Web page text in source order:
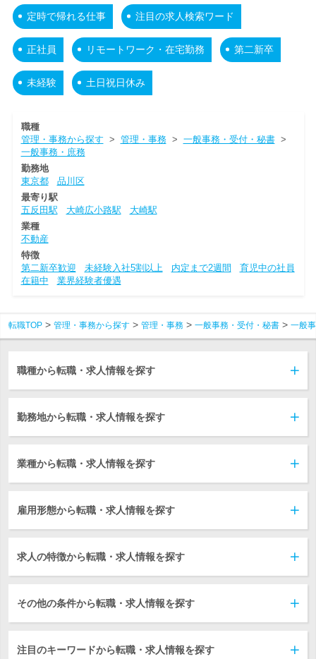
定時で帰れる仕事 注目の求人検索ワード
正社員 リモートワーク・在宅勤務 第二新卒
未経験 土日祝日休み
職種
管理・事務から探す > 管理・事務> 一般事務・受付・秘書>
一般事務・庶務
勤務地
東京都
品川区
最寄り駅
五反田駅
大崎広小路駅
大崎駅
業種
不動産
特徴
第二新卒歓迎
未経験入社5割以上 内定まで2週間
育児中の社員
在籍中
業界経験者優遇
転職TOP 管理・事務から探す 管理・事務 一般事務・受付・秘書 一般
職種から転職・求人情報を探す
勤務地から転職・求人情報を探す
業種から転職・求人情報を探す
雇用形態から転職・求人情報を探す
求人の特徴から転職・求人情報を探す
その他の条件から転職・求人情報を探す
注目のキーワードから転職・求人情報を探す